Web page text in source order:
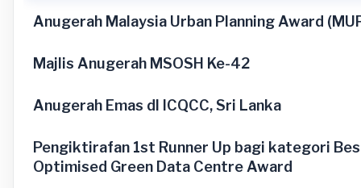
Anugerah Malaysia Urban Planning Award
Majlis Anugerah MSOSH Ke-42
Anugerah Emas dI ICQCC, Sri Lanka
Pengiktirafan 1st Runner Up bagi kategori
Optimised Green Data Centre Award